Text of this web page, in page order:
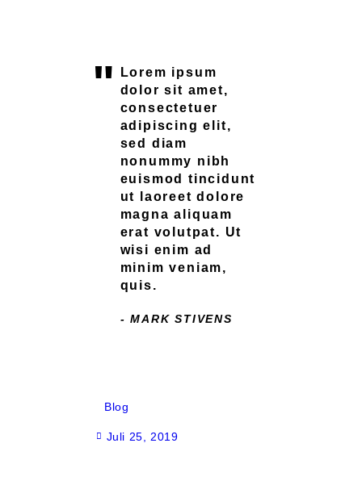
Lorem ipsum
dolor sit amet,
consectetuer
adipiscing elit,
sed diam
nonummy nibh
euismod tincidunt
ut laoreet dolore
magna aliquam
erat volutpat. Ut
wisi enim ad
minim veniam,
quis.
- MARK STIVENS
Blog
Juli 25, 2019